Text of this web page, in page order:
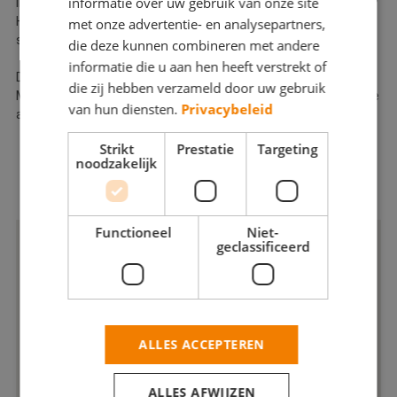
Het streven naar tevreden klanten en het bieden van een goede
service. Afspraak is bij ons afspraak.
De Schilders! vormt in de regio Nijmegen al jaren een begrip.
Meer weten over onze mogelijkheden of een vrijblijvende offerte
aanvragen?
met onze advertentie- en analysepartners,
die deze kunnen combineren met andere
informatie die u aan hen heeft verstrekt of
die zij hebben verzameld door uw gebruik
van hun diensten. Privacybeleid
Strikt
noodzakelijk
Prestatie Targeting
Functioneel
Niet-
geclassificeerd
ALLES ACCEPTEREN
ALLES AFWIJZEN